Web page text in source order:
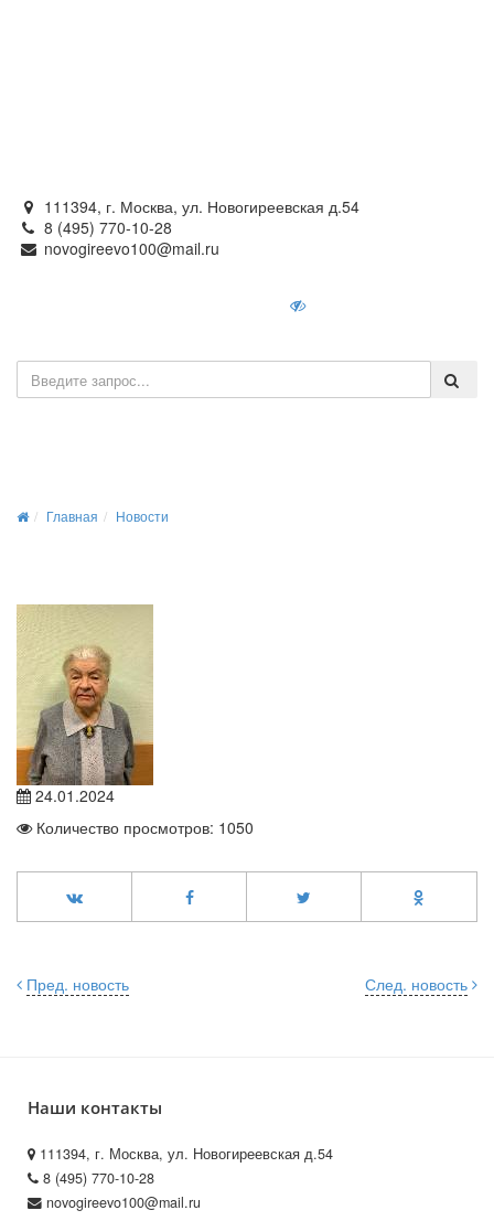
111394, г. Москва, ул. Новогиреевская д.54
8 (495) 770-10-28
novogireevo100@mail.ru
Главная Новости
24.01.2024
Количество просмотров: 1050
След. новость
Пред. новость
Наши контакты
111394, г. Москва, ул. Новогиреевская д.54
8 (495) 770-10-28
novogireevo100@mail.ru